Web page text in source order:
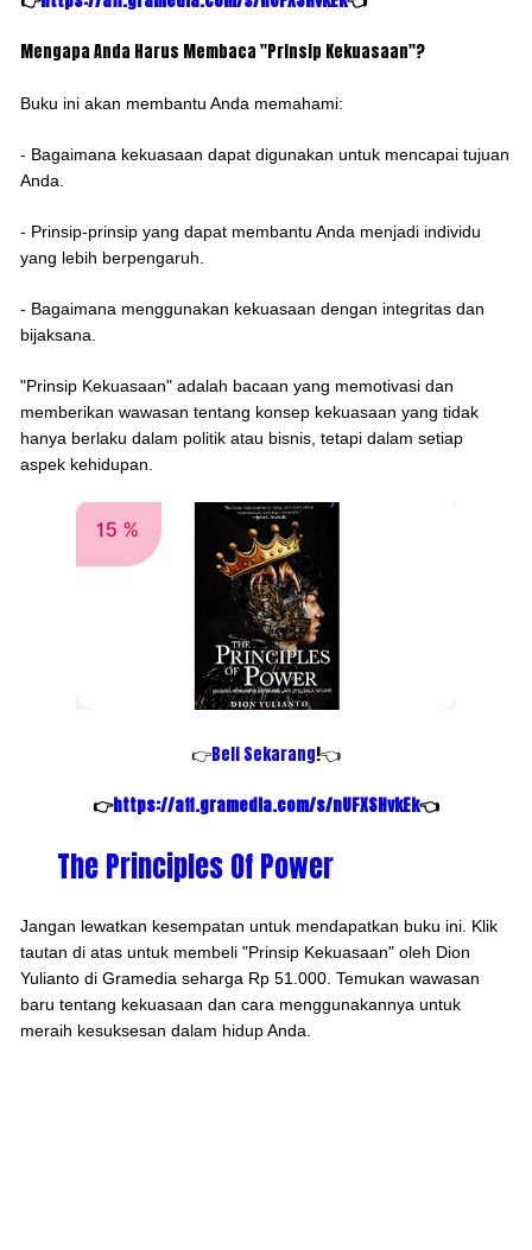
Mengapa Anda Harus Membaca "Prinsip Kekuasaan"?
Buku ini akan membantu Anda memahami:
- Bagaimana kekuasaan dapat digunakan untuk mencapai tujuan
Anda.
- Prinsip-prinsip yang dapat membantu Anda menjadi individu
yang lebih berpengaruh.
- Bagaimana menggunakan kekuasaan dengan integritas dan
bijaksana.
"Prinsip Kekuasaan" adalah bacaan yang memotivasi dan
memberikan wawasan tentang konsep kekuasaan yang tidak
hanya berlaku dalam politik atau bisnis, tetapi dalam setiap
aspek kehidupan.
👉Beli Sekarang!👈
👉https://aff.gramedia.com/s/nUFXSHvkEk👈
The Principles Of Power
Jangan lewatkan kesempatan untuk mendapatkan buku ini. Klik
tautan di atas untuk membeli "Prinsip Kekuasaan" oleh Dion
Yulianto di Gramedia seharga Rp 51.000. Temukan wawasan
baru tentang kekuasaan dan cara menggunakannya untuk
meraih kesuksesan dalam hidup Anda.